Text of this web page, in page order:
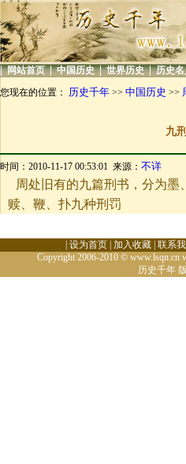
| 网站首页 | 中国历史 | 世界历史 | 历史
您现在的位置： 历史千年 >> 中国历史 >>
九刑
时间：2010-11-17 00:53:01 来源： 不详
周处旧有的九篇刑书，分为墨
赎、鞭、扑九种刑罚
设为首页 加入收藏 联系
Copyright 2006-2010 © www.lsqn.cn
历史千年